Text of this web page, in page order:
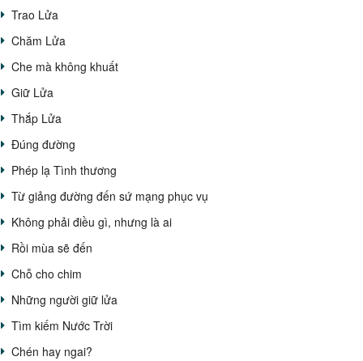
Trao Lửa
Chăm Lửa
Che mà không khuất
Giữ Lửa
Thắp Lửa
Đúng đường
Phép lạ Tình thương
Từ giảng đường đến sứ mạng phục vụ
Không phải điều gì, nhưng là ai
Rồi mùa sẽ đến
Chỗ cho chim
Những người giữ lửa
Tìm kiếm Nước Trời
Chén hay ngai?